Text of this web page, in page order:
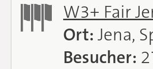
W3+ Fair
Ort: Jena,
Besucher: